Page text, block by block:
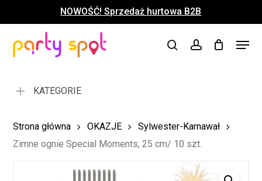
to
content
NOWOŚĆ! Sprzedaż hurtowa B2B
searchaccount
Menu
Koszyk Close
KATEGORIE
Strona główna OKAZJE
Sylwester-Karnawał
Zimne ognie Special Moments, 25 cm/ 10 szt.
Menu